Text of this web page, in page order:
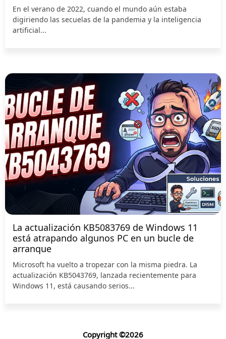
En el verano de 2022, cuando el mundo aún estaba
digiriendo las secuelas de la pandemia y la inteligencia
artificial...
La actualización KB5083769 de Windows 11
está atrapando algunos PC en un bucle de
arranque
Microsoft ha vuelto a tropezar con la misma piedra. La
actualización KB5043769, lanzada recientemente para
Windows 11, está causando serios...
Copyright ©2026